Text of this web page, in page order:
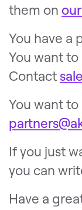
them on
You have a
You want
Contact
You want
If you just
you can
Have a